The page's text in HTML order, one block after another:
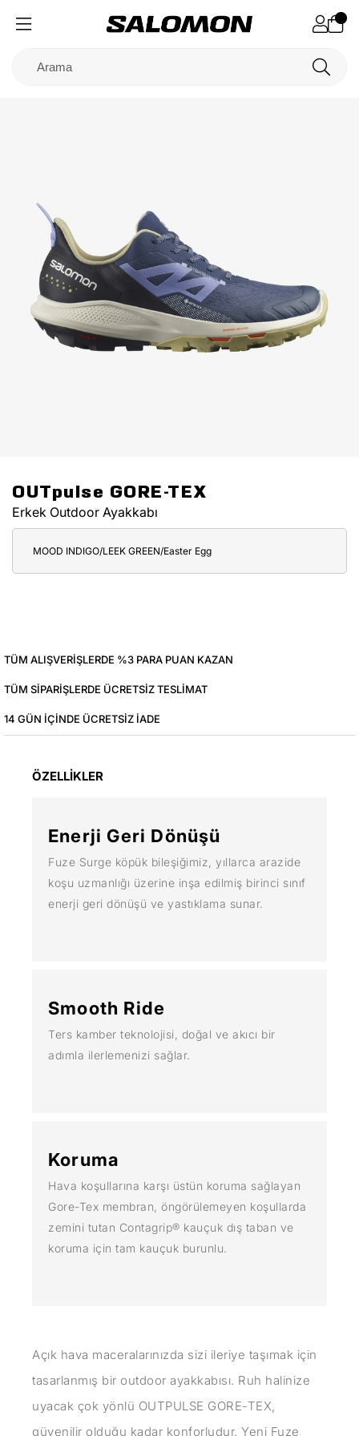
OUTpulse GORE-TEX
Erkek Outdoor Ayakkabı
MOOD INDIGO/LEEK GREEN/Easter Egg
TÜM ALIŞVERIŞLERDE %3 PARA PUAN KAZAN
TÜM SIPARIŞLERDE ÜCRETSIZ TESLIMAT
14 GÜN IÇINDE ÜCRETSIZ IADE
ÖZELLİKLER
Enerji Geri Dönüşü
Fuze Surge köpük bileşiğimiz, yıllarca arazide
koşu uzmanlığı üzerine inşa edilmiş birinci sınıf
enerji geri dönüşü ve yastıklama sunar.
Smooth Ride
Ters kamber teknolojisi, doğal ve akıcı bir
adımla ilerlemenizi sağlar.
Koruma
Hava koşullarına karşı üstün koruma sağlayan
Gore-Tex membran, öngörülemeyen koşullarda
zemini tutan Contagrip® kauçuk dış taban ve
koruma için tam kauçuk burunlu.
Açık hava maceralarınızda sizi ileriye taşımak için
tasarlanmış bir outdoor ayakkabısı. Ruh halinize
uyacak çok yönlü OUTPULSE GORE-TEX,
güvenilir olduğu kadar konforludur. Yeni Fuze